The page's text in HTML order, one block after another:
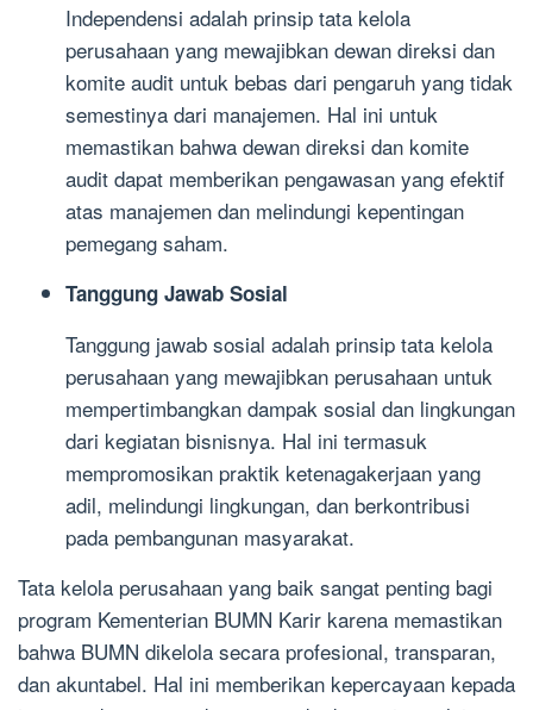
Independensi adalah prinsip tata kelola
perusahaan yang mewajibkan dewan direksi dan
komite audit untuk bebas dari pengaruh yang tidak
semestinya dari manajemen. Hal ini untuk
memastikan bahwa dewan direksi dan komite
audit dapat memberikan pengawasan yang efektif
atas manajemen dan melindungi kepentingan
pemegang saham.
Tanggung Jawab Sosial
Tanggung jawab sosial adalah prinsip tata kelola
perusahaan yang mewajibkan perusahaan untuk
mempertimbangkan dampak sosial dan lingkungan
dari kegiatan bisnisnya. Hal ini termasuk
mempromosikan praktik ketenagakerjaan yang
adil, melindungi lingkungan, dan berkontribusi
pada pembangunan masyarakat.
Tata kelola perusahaan yang baik sangat penting bagi
program Kementerian BUMN Karir karena memastikan
bahwa BUMN dikelola secara profesional, transparan,
dan akuntabel. Hal ini memberikan kepercayaan kepada